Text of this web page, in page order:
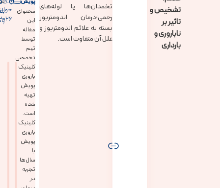
تشخیص و
تاثیر بر
ناباروری و
بارداری
تخمدان‌ها یا لوله‌های
رحمی؛درمان اندومتریوز
بسته به علائم اندومتریوز و
علل آن متفاوت ا‌ست.
محتوای
این
مقاله
توسط
تیم
تخصصی
کلینیک
باروری
پویش
تهیه
شده
است.
کلینیک
باروری
پویش
با
سال‌ها
تجربه
در